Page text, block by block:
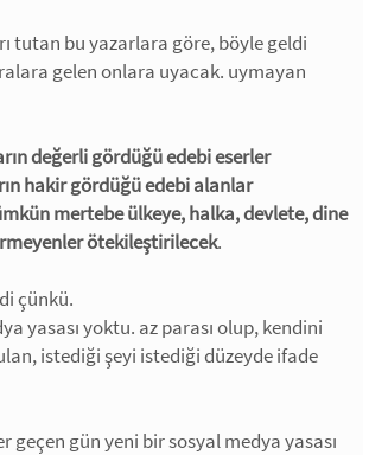
tutan bu yazarlara göre, böyle geldi
gelen onlara uyacak. uymayan
değerli gördüğü edebi eserler
hakir gördüğü edebi alanlar
mertebe ülkeye, halka, devlete, dine
ötekileştirilecek.
çünkü.
yasası yoktu. az parası olup, kendini
istediği şeyi istediği düzeyde ifade
geçen gün yeni bir sosyal medya yasası